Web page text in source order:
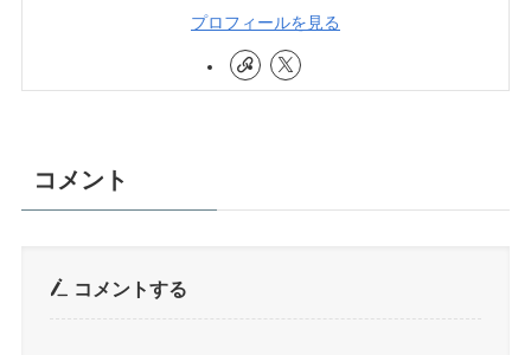
プロフィールを見る
コメント
コメントする